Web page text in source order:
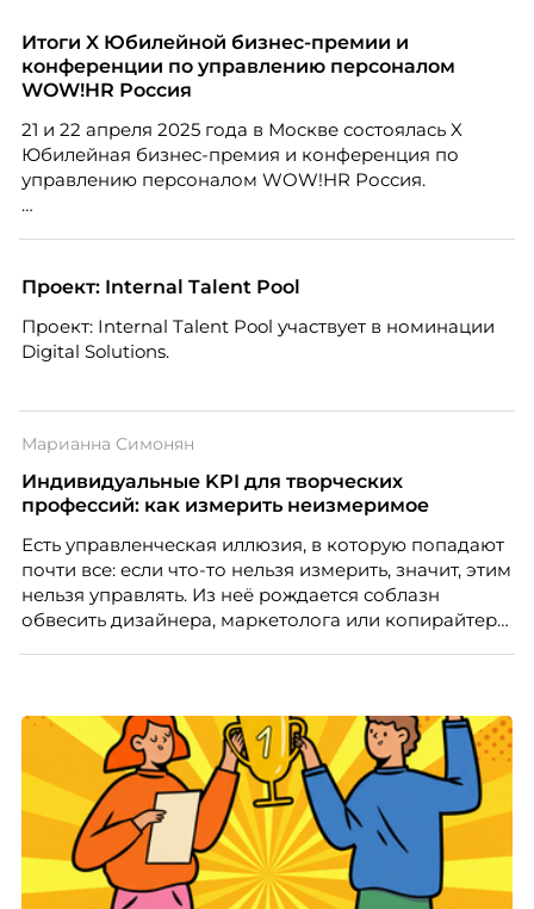
Итоги X Юбилейной бизнес-премии и
конференции по управлению персоналом
WOW!HR Россия
21 и 22 апреля 2025 года в Москве состоялась X
Юбилейная бизнес-премия и конференция по
управлению персоналом WOW!HR Россия.
номинантов и гостей мероприятия.
Проект: Internal Talent Pool
Проект: Internal Talent Pool участвует в номинации
Digital Solutions.
Марианна Симонян
Индивидуальные KPI для творческих
профессий: как измерить неизмеримое
Есть управленческая иллюзия, в которую попадают
почти все: если что-то нельзя измерить, значит, этим
нельзя управлять. Из неё рождается соблазн
обвесить дизайнера, маркетолога или копирайтера
а движение. А творческая работа — это тот редкий
случай, где движение и результат могут не
совпадать вовсе.